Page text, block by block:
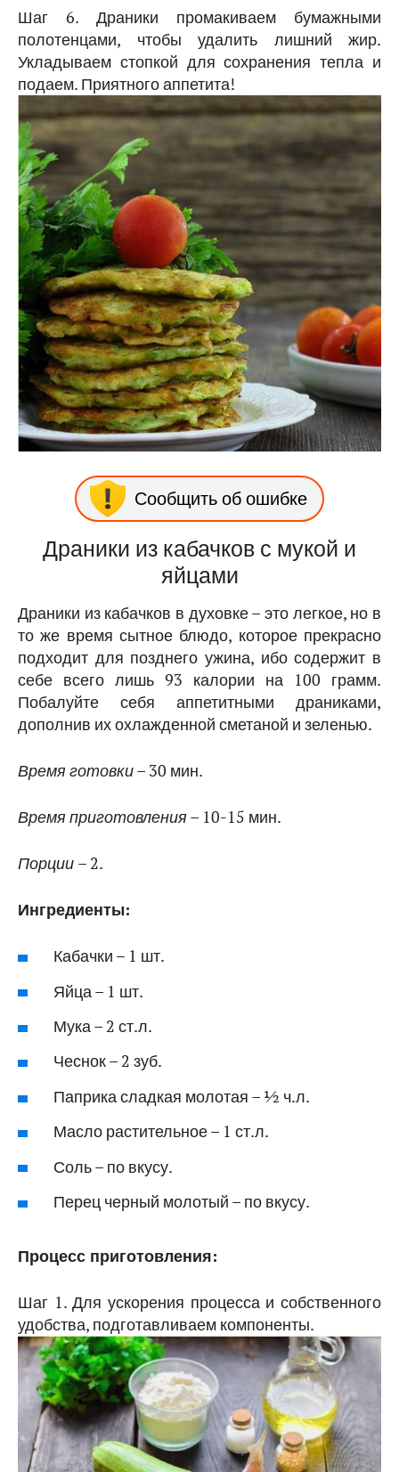
Шаг 6. Драники промакиваем бумажными
полотенцами, чтобы удалить лишний жир.
Укладываем стопкой для сохранения тепла и
подаем. Приятного аппетита!
Сообщить об ошибке
Драники из кабачков с мукой и
яйцами
Драники из кабачков в духовке – это легкое, но в
то же время сытное блюдо, которое прекрасно
подходит для позднего ужина, ибо содержит в
себе всего лишь 93 калории на 100 грамм.
Побалуйте себя аппетитными драниками,
дополнив их охлажденной сметаной и зеленью.
Время готовки– 30 мин.
Время приготовления– 10-15 мин.
Порции – 2.
Ингредиенты:
Кабачки – 1 шт.
Яйца – 1 шт.
Мука – 2 ст.л.
Чеснок – 2 зуб.
Паприка сладкая молотая – ½ ч.л.
Масло растительное – 1 ст.л.
Соль – по вкусу.
Перец черный молотый – по вкусу.
Процесс приготовления:
Шаг 1. Для ускорения процесса и собственного
удобства, подготавливаем компоненты.